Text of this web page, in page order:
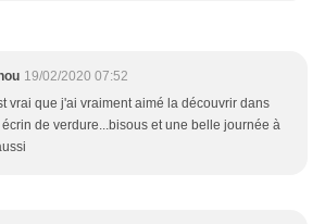
19/02/2020 07:52
vrai que j'ai vraiment aimé la découvrir dans
de verdure...bisous et une belle journée à